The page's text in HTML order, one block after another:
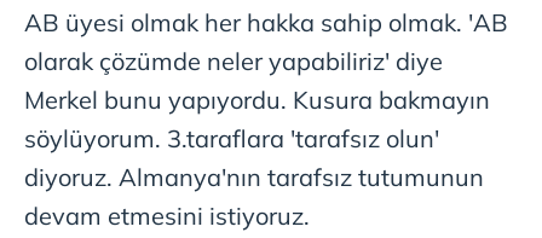
AB üyesi olmak her hakka sahip olmak. 'AB
olarak çözümde neler yapabiliriz' diye
Merkel bunu yapıyordu. Kusura bakmayın
söylüyorum. 3.taraflara 'tarafsız olun'
diyoruz. Almanya'nın tarafsız tutumunun
devam etmesini istiyoruz.